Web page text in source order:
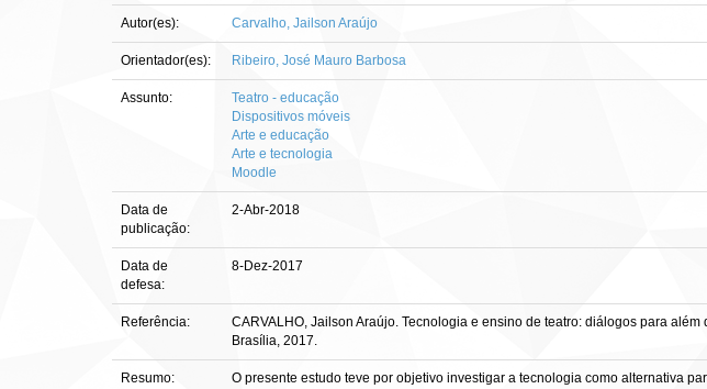
Autor(es): Carvalho, Jailson Araújo
Orientador(es): Ribeiro, José Mauro Barbosa
Assunto:
Teatro - educação
Dispositivos móveis
Arte e educação
Arte e tecnologia
Moodle
Data de
publicação:
2-Abr-2018
Data de
defesa:
8-Dez-2017
Referência:
CARVALHO, Jailson Araújo. Tecnologia e ensino de teatro: diálogos para
Brasília, 2017.
Resumo:
O presente estudo teve por objetivo investigar a tecnologia como alternativa